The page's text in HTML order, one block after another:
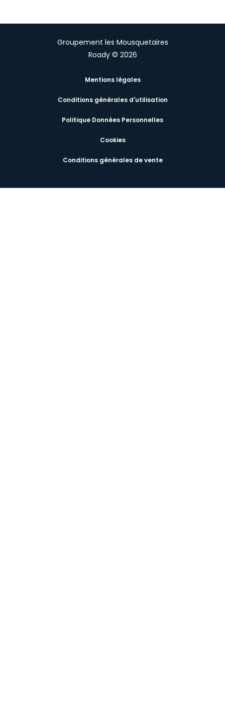
Groupement les Mousquetaires
Roady © 2026
Mentions légales
Conditions générales d'utilisation
Politique Données Personnelles
Cookies
Conditions générales de vente